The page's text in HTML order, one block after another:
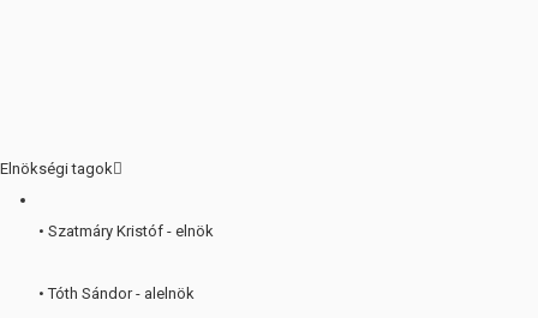
Elnökségi tagok
• Szatmáry Kristóf - elnök
• Tóth Sándor - alelnök